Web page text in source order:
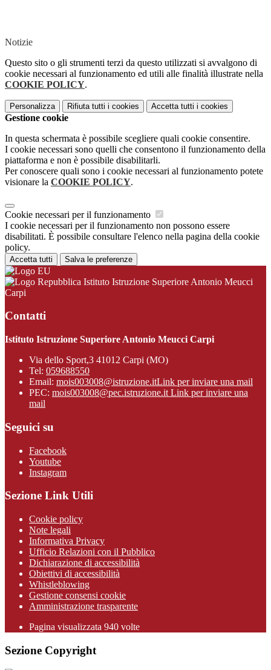
Notizie
Questo sito o gli strumenti terzi da questo utilizzati si avvalgono di
cookie necessari al funzionamento ed utili alle finalità illustrate nella
COOKIE POLICY.
Personalizza Rifiuta tutti i cookies Accetta tutti i cookies
Gestione cookie
In questa schermata è possibile scegliere quali cookie consentire.
I cookie necessari sono quelli che consentono il funzionamento della
piattaforma e non è possibile disabilitarli.
Per conoscere quali sono i cookie necessari al funzionamento potete
visionare la COOKIE POLICY.
Cookie necessari per il funzionamento
I cookie necessari per il funzionamento non possono essere
disabilitati. È possibile consultare l'elenco nella pagina della cookie
policy.
Accetta tutti Salva le preferenze
Istituto Istruzione Superiore Antonio Meucci
Carpi
Contatti
Istituto Istruzione Superiore Antonio Meucci Carpi
Via dello Sport,3 41012 Carpi (MO)
Tel: 059688550
Email: mois003008@istruzione.itLink per inviare una mail
PEC: mois003008@pec.istruzione.it Link per inviare una
mail
Seguici su
Facebook
Youtube
Instagram
Sezione Link Utili
Cookie policy
Note legali
Informativa Privacy
Ufficio Relazioni con il Pubblico
Dichiarazione di accessibilità
Obiettivi di accessibilità
Whistleblowing
Gestione consensi cookie
Amministrazione trasparente
Pagina visualizzata 940 volte
Sezione Copyright